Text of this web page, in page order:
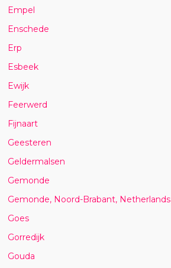
Empel
Enschede
Erp
Esbeek
Ewijk
Feerwerd
Fijnaart
Geesteren
Geldermalsen
Gemonde
Gemonde, Noord-Brabant, Netherlands
Goes
Gorredijk
Gouda